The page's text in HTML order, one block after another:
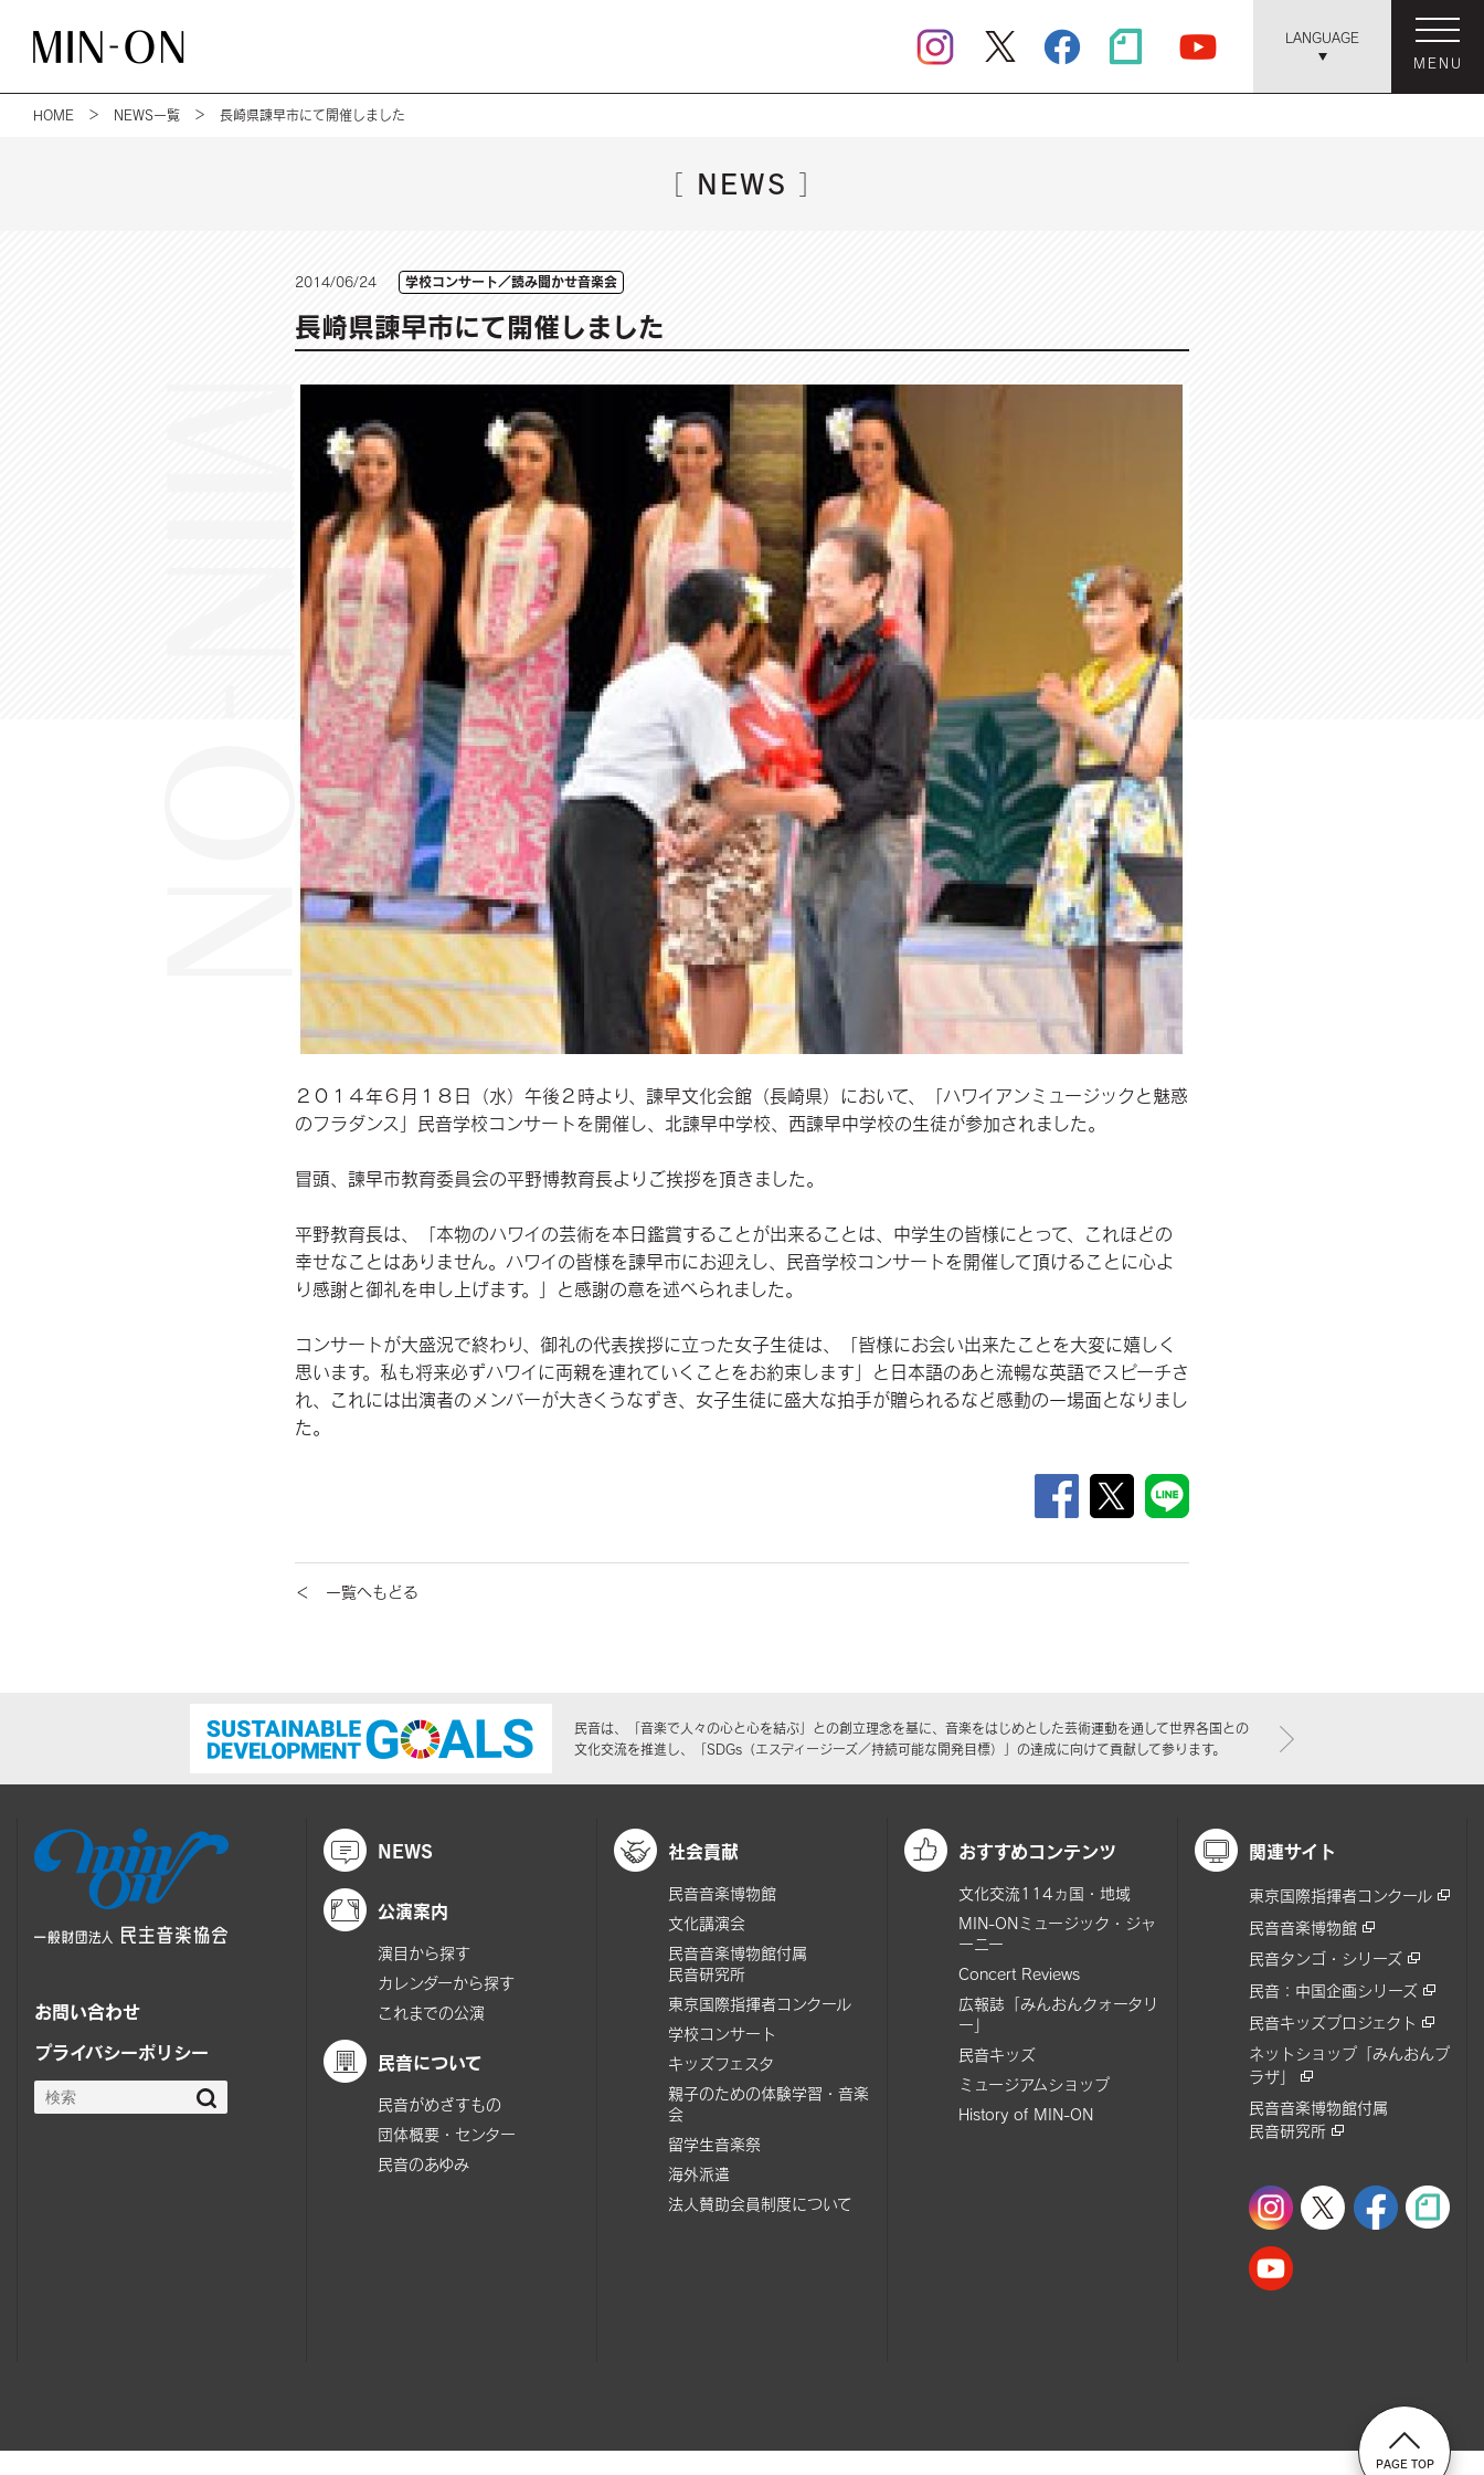
LANGUAGE
MENU
HOME ＞ NEWS一覧 ＞ 長崎県諫早市にて開催しました
［ NEWS ］
2014/06/24 学校コンサート／読み聞かせ音楽会
長崎県諫早市にて開催しました
２０１４年６月１８日（水）午後２時より、諫早文化会館（長崎県）において、「ハワイアンミュージックと魅惑
のフラダンス」民音学校コンサートを開催し、北諫早中学校、西諫早中学校の生徒が参加されました。
冒頭、諫早市教育委員会の平野博教育長よりご挨拶を頂きました。
平野教育長は、「本物のハワイの芸術を本日鑑賞することが出来ることは、中学生の皆様にとって、これほどの
幸せなことはありません。ハワイの皆様を諫早市にお迎えし、民音学校コンサートを開催して頂けることに心よ
り感謝と御礼を申し上げます。」と感謝の意を述べられました。
コンサートが大盛況で終わり、御礼の代表挨拶に立った女子生徒は、「皆様にお会い出来たことを大変に嬉しく
思います。私も将来必ずハワイに両親を連れていくことをお約束します」と日本語のあと流暢な英語でスピーチさ
れ、これには出演者のメンバーが大きくうなずき、女子生徒に盛大な拍手が贈られるなど感動の一場面となりまし
た。
＜ 一覧へもどる
民音は、「音楽で人々の心と心を結ぶ」との創立理念を基に、音楽をはじめとした芸術運動を通して世界各国との
文化交流を推進し、「SDGs（エスディージーズ／持続可能な開発目標）」の達成に向けて貢献して参ります。
お問い合わせ
プライバシーポリシー
NEWS
公演案内
演目から探す
カレンダーから探す
これまでの公演
民音について
民音がめざすもの
団体概要・センター
民音のあゆみ
社会貢献
民音音楽博物館
文化講演会
民音音楽博物館付属
民音研究所
東京国際指揮者コンクール
学校コンサート
キッズフェスタ
親子のための体験学習・音楽
会
留学生音楽祭
海外派遣
法人賛助会員制度について
おすすめコンテンツ
文化交流114ヵ国・地域
MIN-ONミュージック・ジャ
ーニー
Concert Reviews
広報誌「みんおんクォータリ
ー」
民音キッズ
ミュージアムショップ
History of MIN-ON
関連サイト
東京国際指揮者コンクール
民音音楽博物館
民音タンゴ・シリーズ
民音：中国企画シリーズ
民音キッズプロジェクト
ネットショップ「みんおんプ
ラザ」
民音音楽博物館付属
民音研究所
PAGE TOP